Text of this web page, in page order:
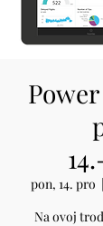
pon, 14. pro
  |
Na ovoj